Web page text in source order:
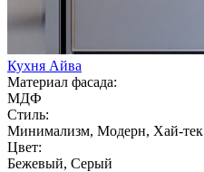
Кухня Айва
Материал фасада:
МДФ
Стиль:
Минимализм, Модерн, Хай-тек
Цвет:
Бежевый, Серый